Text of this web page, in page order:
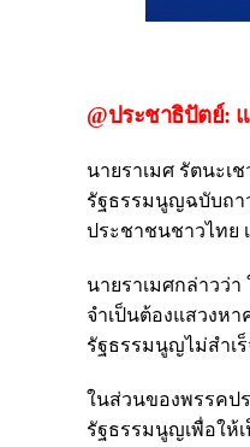
@ประชาธิปัตย์:
นายราเมศ รัตนะเ
รัฐธรรมนูญฉบับถา
ประชาชนชาวไทย
นายราเมศกล่าวว่
จำเป็นต้องแสวงห
รัฐธรรมนูญไม่สำเ
ในส่วนของพรรคป
รัฐธรรมนูญเพื่อให้